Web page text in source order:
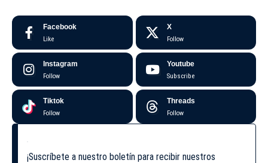
Facebook
Like
X
Follow
Instagram
Follow
Youtube
Subscribe
Tiktok
Follow
Threads
Follow
¡Suscríbete a nuestro boletín para recibir nuestros